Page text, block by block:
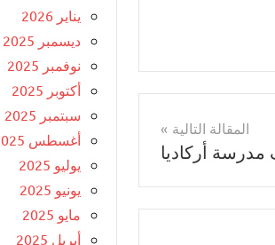
المقالة التالية
أركاديا
يناير 2026
ديسمبر 2025
نوفمبر 2025
أكتوبر 2025
سبتمبر 2025
أغسطس 2025
يوليو 2025
يونيو 2025
مايو 2025
أبريل 2025